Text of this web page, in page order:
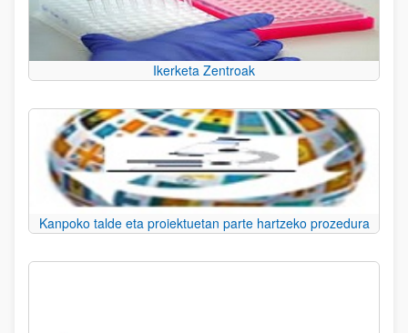
Ikerketa Zentroak
Kanpoko talde eta proiektuetan parte hartzeko prozedura